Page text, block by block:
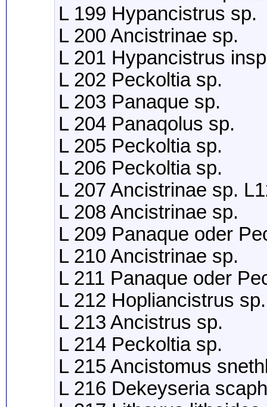
L 199 Hypancistrus sp.
L 200 Ancistrinae sp.
L 201 Hypancistrus
L 202 Peckoltia sp.
L 203 Panaque sp.
L 204 Panaqolus sp.
L 205 Peckoltia sp.
L 206 Peckoltia sp.
L 207 Ancistrinae sp.
L 208 Ancistrinae sp.
L 209 Panaque oder
L 210 Ancistrinae sp.
L 211 Panaque oder
L 212 Hopliancistrus sp.
L 213 Ancistrus sp.
L 214 Peckoltia sp.
L 215 Ancistomus
L 216 Dekeyseria